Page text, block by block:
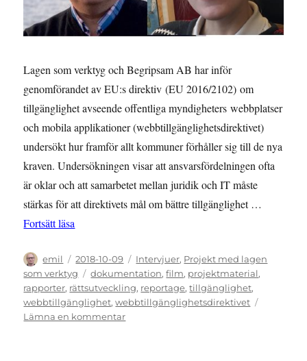
Lagen som verktyg och Begripsam AB har inför
genomförandet av EU:s direktiv (EU 2016/2102) om
tillgänglighet avseende offentliga myndigheters webbplatser
och mobila applikationer (webbtillgänglighetsdirektivet)
undersökt hur framför allt kommuner förhåller sig till de nya
kraven. Undersökningen visar att ansvarsfördelningen ofta
är oklar och att samarbetet mellan juridik och IT måste
stärkas för att direktivets mål om bättre tillgänglighet …
Fortsätt läsa
Författare
emil
Publicerat
den
2018-10-09 Kategorier
Intervjuer, Projekt med lagen
som verktyg
Etiketter
dokumentation,film, projektmaterial,
rapporter, rättsutveckling, reportage,tillgänglighet,
webbtillgänglighet,webbtillgänglighetsdirektivet
Lämna en kommentartill